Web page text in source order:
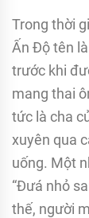
Trong thời
Ấn Ðộ tên là
trước khi
mang thai
tức là cha
xuyên qua
uống. Một
“Ðưá nhỏ
thế, người